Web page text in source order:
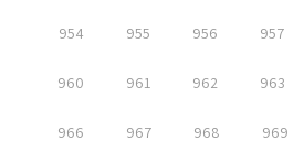
954 955 956 957
960 961 962 963
966 967 968 969